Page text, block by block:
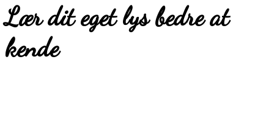
Lær dit eget lys bedre at
kende